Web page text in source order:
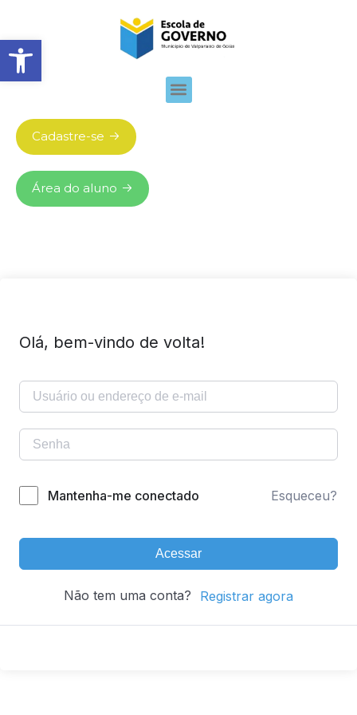
Abrir barra de ferramentas
Cadastre-se
Área do aluno
Olá, bem-vindo de volta!
Mantenha-me conectado Esqueceu?
Acessar
Não tem uma conta? Registrar agora